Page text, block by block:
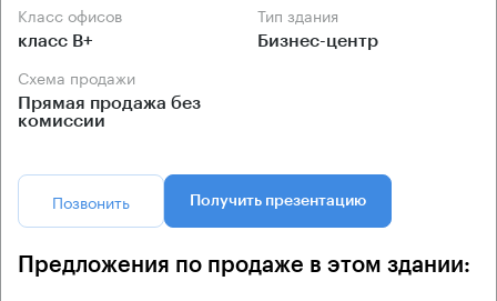
Класс офисов
класс B+
Тип здания
Бизнес-центр
Схема продажи
Прямая продажа без
комиссии
Позвонить Получить презентацию
Предложения по продаже в этом здании: